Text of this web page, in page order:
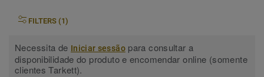
FILTERS (1)
Necessita de Iniciar sessãopara consultar a
disponibilidade do produto e encomendar online (somente
clientes Tarkett).